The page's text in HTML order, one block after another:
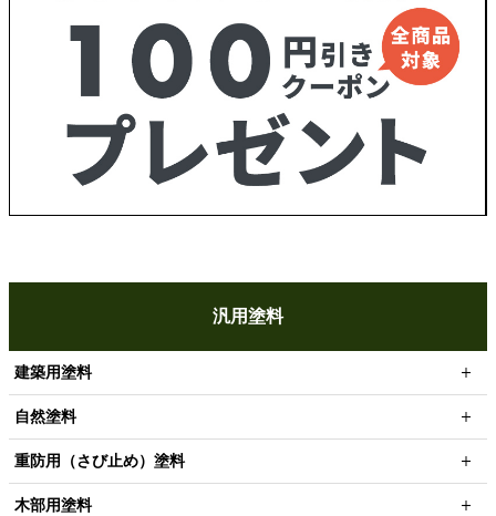
汎用塗料
建築用塗料
自然塗料
重防用（さび止め）塗料
木部用塗料